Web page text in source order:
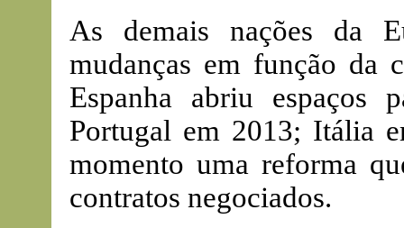
As demais nações da
mudanças em função da
Espanha abriu espaços
Portugal em 2013; Itália
momento uma reforma
contratos negociados.